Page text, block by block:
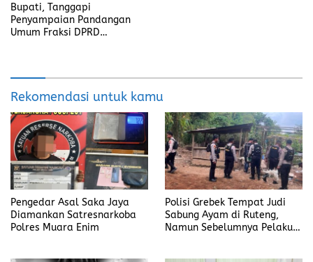
Bupati, Tanggapi
Penyampaian Pandangan
Umum Fraksi DPRD
Rekomendasi untuk kamu
Pengedar Asal Saka Jaya
Diamankan Satresnarkoba
Polres Muara Enim
Polisi Grebek Tempat Judi
Sabung Ayam di Ruteng,
Namun Sebelumnya Pelaku